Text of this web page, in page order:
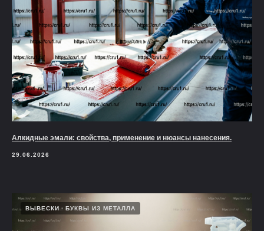
Алкидные эмали: свойства, применение и нюансы нанесения.
29.06.2026
ВЫВЕСКИ БУКВЫ ИЗ МЕТАЛЛА